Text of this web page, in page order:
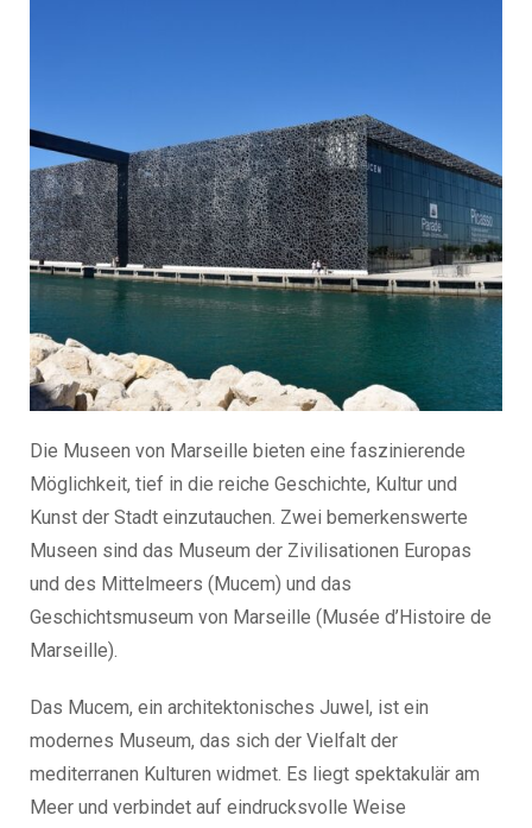
Die Museen von Marseille bieten eine faszinierende
Möglichkeit, tief in die reiche Geschichte, Kultur und
Kunst der Stadt einzutauchen. Zwei bemerkenswerte
Museen sind das Museum der Zivilisationen Europas
und des Mittelmeers (Mucem) und das
Geschichtsmuseum von Marseille (Musée d’Histoire de
Marseille).
Das Mucem, ein architektonisches Juwel, ist ein
modernes Museum, das sich der Vielfalt der
mediterranen Kulturen widmet. Es liegt spektakulär am
Meer und verbindet auf eindrucksvolle Weise